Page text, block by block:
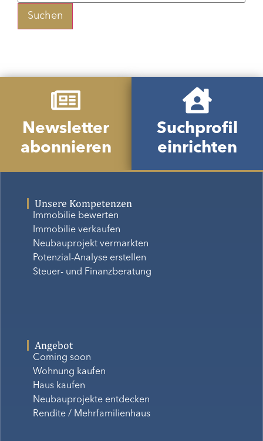
Suchen
Newsletter
abonnieren
Suchprofil
einrichten
Unsere Kompetenzen
Immobilie bewerten
Immobilie verkaufen
Neubauprojekt vermarkten
Potenzial-Analyse erstellen
Steuer- und Finanzberatung
Angebot
Coming soon
Wohnung kaufen
Haus kaufen
Neubauprojekte entdecken
Rendite / Mehrfamilienhaus